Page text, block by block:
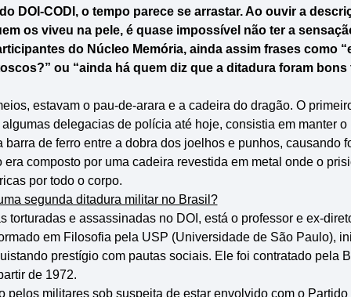
DOI-CODI, o tempo parece se arrastar. Ao ouvir a
os viveu na pele, é quase impossível não ter a
do Núcleo Memória, ainda assim frases como
ou “ainda há quem diz que a ditadura foram
estavam o pau-de-arara e a cadeira do dragão. O
delegacias de polícia até hoje, consistia em manter
de ferro entre a dobra dos joelhos e punhos, causando
composto por uma cadeira revestida em metal onde o
por todo o corpo.
segunda ditadura militar no Brasil?
torturadas e assassinadas no DOI, está o professor e ex-
em Filosofia pela USP (Universidade de São Paulo),
prestígio com pautas sociais. Ele foi contratado pela
de 1972.
pelos militares sob suspeita de estar envolvido com o